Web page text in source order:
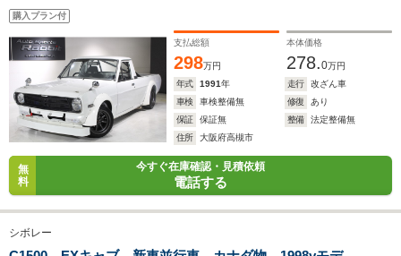
WLTCモード
ホイールベース
-m
-
ホイールベース
-m
- -
購入プラン付
支払総額
298万円
本体価格
278.0万円
年式
1991年 走行
改ざん車
車検
車検整備無 修復
あり
保証
保証無 整備
法定整備無
住所
大阪府高槻市
無
料
今すぐ在庫確認・見積依頼
電話する
シボレー